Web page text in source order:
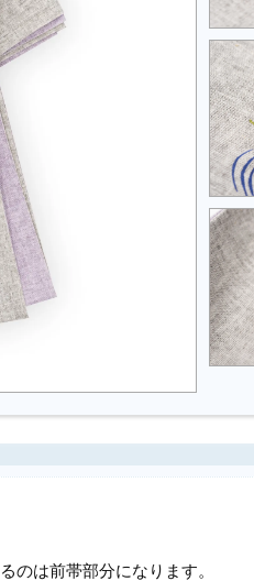
のは前帯部分になります。